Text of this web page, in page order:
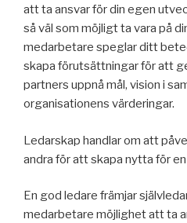
att ta ansvar för din egen
så väl som möjligt ta vara på
medarbetare speglar ditt
skapa förutsättningar för att
partners uppnå mål, vision i
organisationens värderingar.
Ledarskap handlar om att
andra för att skapa nytta för
En god ledare främjar
medarbetare möjlighet att ta